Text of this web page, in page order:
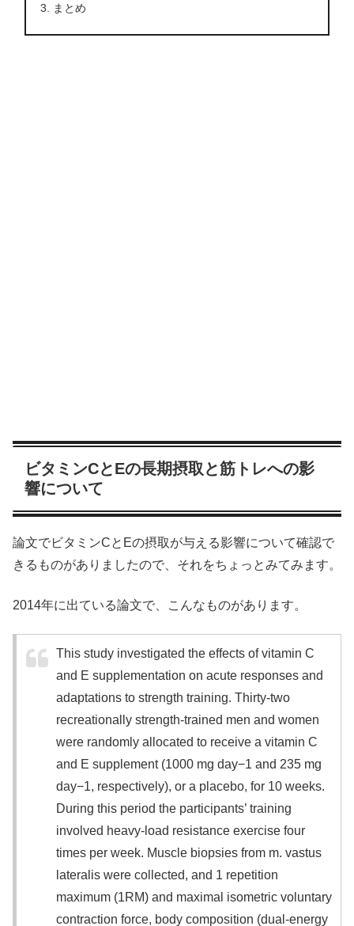
まとめ
ビタミンCとEの長期摂取と筋トレへの影
響について
論文でビタミンCとEの摂取が与える影響について確認で
きるものがありましたので、それをちょっとみてみます。
2014年に出ている論文で、こんなものがあります。
This study investigated the effects of vitamin C
and E supplementation on acute responses and
adaptations to strength training. Thirty‐two
recreationally strength‐trained men and women
were randomly allocated to receive a vitamin C
and E supplement (1000 mg day−1 and 235 mg
day−1, respectively), or a placebo, for 10 weeks.
During this period the participants’ training
involved heavy‐load resistance exercise four
times per week. Muscle biopsies from m. vastus
lateralis were collected, and 1 repetition
maximum (1RM) and maximal isometric voluntary
contraction force, body composition (dual‐energy